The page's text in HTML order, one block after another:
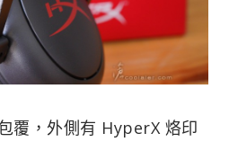
覆，外側有 HyperX 烙印